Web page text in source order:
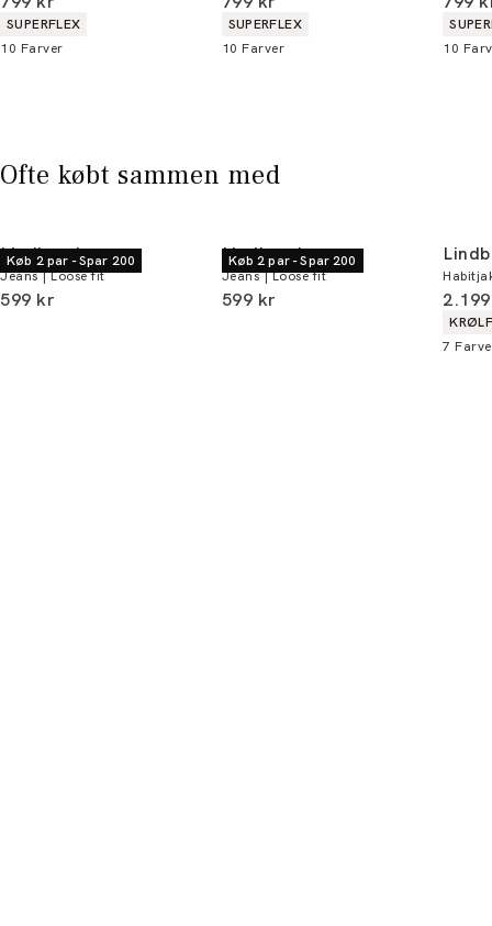
alle butikker og online.
Produkt egenskaber
SUPERFLEX
10 Farver
Produkt egenskaber
SUPERFLEX
10 Farver
10
Ofte købt sammen med
Køb 2 par - Spar 200
Lindbergh
Jeans | Loose fit
I alt (inkl. rabat)
599 kr
Køb 2 par - Spar 200
Lindbergh
Jeans | Loose fit
I alt (inkl. rabat)
599 kr I alt
7